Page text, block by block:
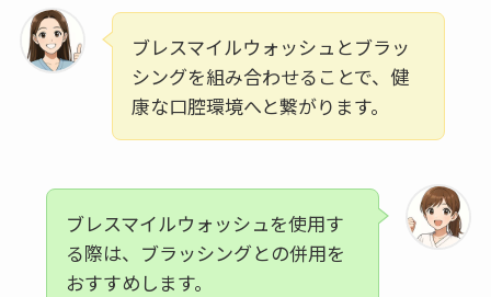
ブレスマイルウォッシュとブラッ
シングを組み合わせることで、健
康な口腔環境へと繋がります。
ブレスマイルウォッシュを使用す
る際は、ブラッシングとの併用を
おすすめします。